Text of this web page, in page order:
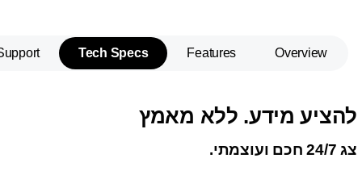
Overview
Features
Tech Specs
להציע מידע. ללא מאמץ
צג 24/7 חכם ועוצמתי.